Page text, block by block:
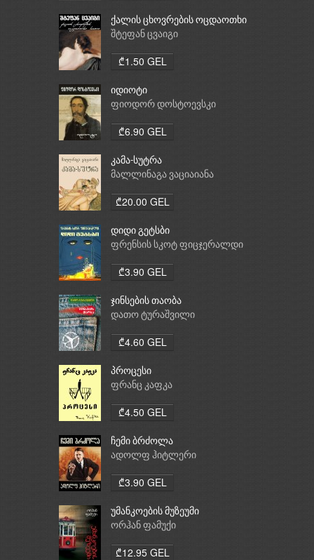
ქალის ცხოვრების ოცდაოთხი
საათი
შტეფან ცვაიგი
₾1.50 GEL
იდიოტი
ფიოდორ დოსტოევსკი
₾6.90 GEL
კამა-სუტრა
მალლინაგა ვაციაიანა
₾20.00 GEL
დიდი გეტსბი
ფრენსის სკოტ ფიცჯერალდი
₾3.90 GEL
ჯინსების თაობა
დათო ტურაშვილი
₾4.60 GEL
პროცესი
ფრანც კაფკა
₾4.50 GEL
ჩემი ბრძოლა
ადოლფ ჰიტლერი
₾3.90 GEL
უმანკოების მუზეუმი
ორჰან ფამუქი
₾12.95 GEL